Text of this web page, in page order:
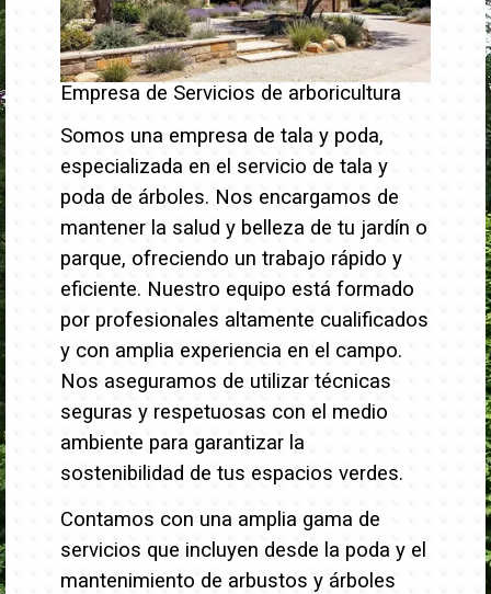
Empresa de Servicios de arboricultura
Somos una empresa de tala y poda,
especializada en el servicio de tala y
poda de árboles. Nos encargamos de
mantener la salud y belleza de tu jardín o
parque, ofreciendo un trabajo rápido y
eficiente. Nuestro equipo está formado
por profesionales altamente cualificados
y con amplia experiencia en el campo.
Nos aseguramos de utilizar técnicas
seguras y respetuosas con el medio
ambiente para garantizar la
sostenibilidad de tus espacios verdes.
Contamos con una amplia gama de
servicios que incluyen desde la poda y el
mantenimiento de arbustos y árboles